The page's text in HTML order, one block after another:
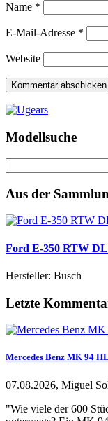
Name *
E-Mail-Adresse *
Website
Modellsuche
nach:
Aus der
Ford E-350 RTW
Hersteller: Busch
Letzte
Mercedes Benz MK 94
07.08.2026, Miguel
"Wie viele der 600